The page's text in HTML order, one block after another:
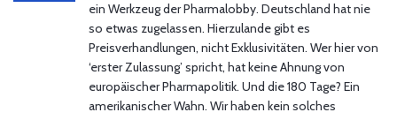
ein Werkzeug der Pharmalobby. Deutschland hat nie
so etwas zugelassen. Hierzulande gibt es
Preisverhandlungen, nicht Exklusivitäten. Wer hier von
‘erster Zulassung’ spricht, hat keine Ahnung von
europäischer Pharmapolitik. Und die 180 Tage? Ein
amerikanischer Wahn. Wir haben kein solches